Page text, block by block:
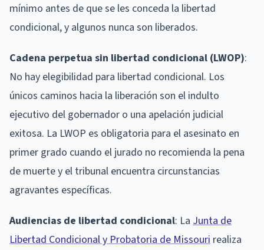
mínimo antes de que se les conceda la libertad
condicional, y algunos nunca son liberados.
Cadena perpetua sin libertad condicional (LWOP):
No hay elegibilidad para libertad condicional. Los
únicos caminos hacia la liberación son el indulto
ejecutivo del gobernador o una apelación judicial
exitosa. La LWOP es obligatoria para el asesinato en
primer grado cuando el jurado no recomienda la pena
de muerte y el tribunal encuentra circunstancias
agravantes específicas.
Audiencias de libertad condicional: La Junta de
Libertad Condicional y Probatoria de Missouri realiza